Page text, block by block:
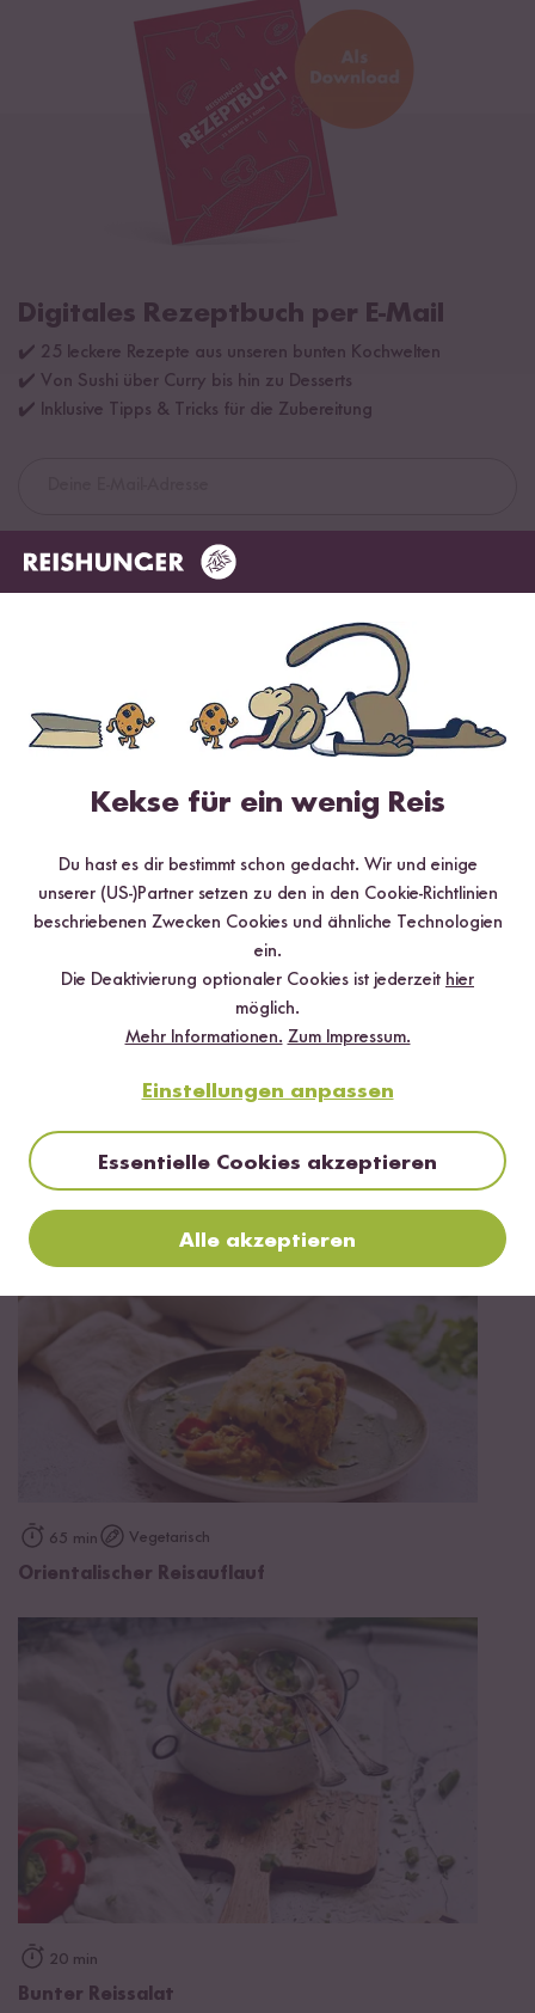
Digitales Rezeptbuch per E-Mail
✔️ 25 leckere Rezepte aus unseren bunten Kochwelten
✔️ Von Sushi über Curry bis hin zu Desserts
✔️ Inklusive Tipps & Tricks für die Zubereitung
Jetzt sichern
*Das Digitale Rezeptbuch wird dir nach vollständiger Anmeldung zum Newsletter
Mehr Rezepte mit Basmati Reis Pusa
Vegetarisch
Hollandaise
65 min Vegetarisch
Orientalischer Reisauflauf
20 min
Bunter Reissalat
Kekse für ein wenig Reis
Du hast es dir bestimmt schon gedacht. Wir und einige
unserer (US-)Partner setzen zu den in den Cookie-Richtlinien
beschriebenen Zwecken Cookies und ähnliche Technologien
ein.
Die Deaktivierung optionaler Cookies ist jederzeit hier
möglich.
Mehr Informationen. Zum Impressum.
Einstellungen anpassen
Essentielle Cookies akzeptieren
Alle akzeptieren